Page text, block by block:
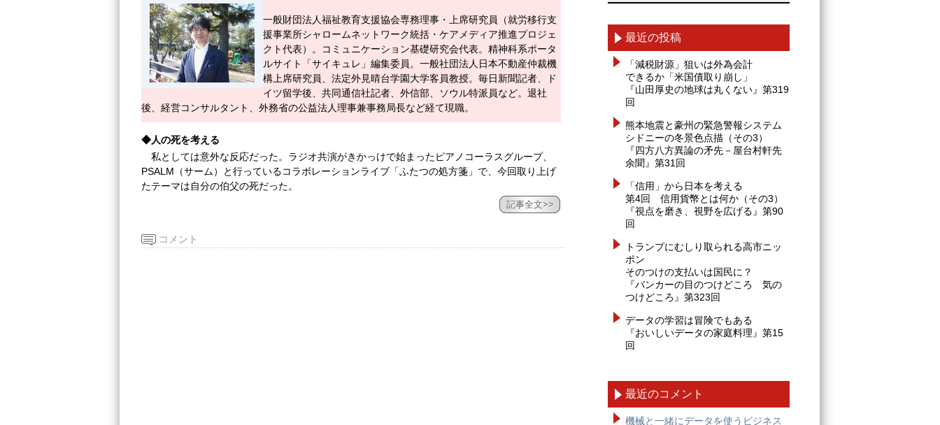
一般財団法人福祉教育支援協会専務理事・上席研究員（就労移行支
援事業所シャロームネットワーク統括・ケアメディア推進プロジェ
クト代表）。コミュニケーション基礎研究会代表。精神科系ポータ
ルサイト「サイキュレ」編集委員。一般社団法人日本不動産仲裁機
構上席研究員、法定外見晴台学園大学客員教授。毎日新聞記者、ド
イツ留学後、共同通信社記者、外信部、ソウル特派員など。退社
後、経営コンサルタント、外務省の公益法人理事兼事務局長など経て現職。
◆人の死を考える
私としては意外な反応だった。ラジオ共演がきかっけで始まったピアノコーラスグループ、
PSALM（サーム）と行っているコラボレーションライブ「ふたつの処方箋」で、今回取り上げ
たテーマは自分の伯父の死だった。
記事全文>>
コメント
最近の投稿
「減税財源」狙いは外為会計
できるか「米国債取り崩し」
『山田厚史の地球は丸くない』第319
回
熊本地震と豪州の緊急警報システム
シドニーの冬景色点描（その3）
『四方八方異論の矛先－屋台村軒先
余聞』第31回
「信用」から日本を考える
第4回 信用貨幣とは何か（その3）
『視点を磨き、視野を広げる』第90
回
トランプにむしり取られる高市ニッ
ポン
そのつけの支払いは国民に？
『バンカーの目のつけどころ 気の
つけどころ』第323回
データの学習は冒険でもある
『おいしいデータの家庭料理』第15
回
最近のコメント
機械と一緒にデータを使うビジネス